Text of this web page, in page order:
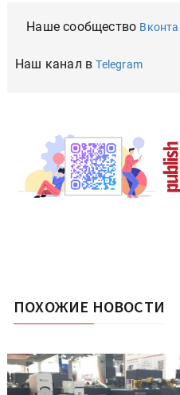
Наше сообщество
Наш канал вTelegram
ПОХОЖИЕ НОВОСТИ